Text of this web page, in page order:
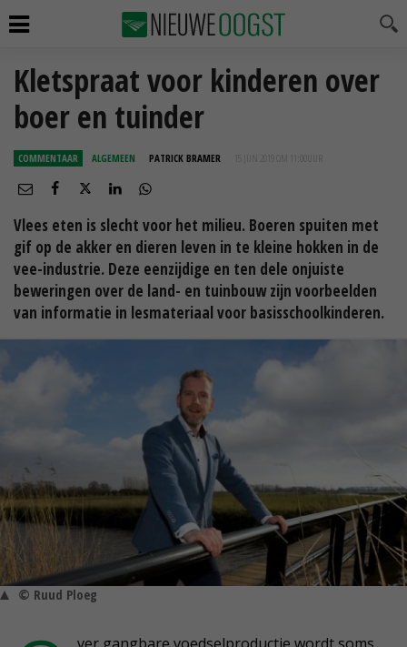
Kletspraat voor kinderen over
boer en tuinder
COMMENTAAR ALGEMEEN PATRICK BRAMER 15 JUN 2019 OM 11:00
Vlees eten is slecht voor het milieu. Boeren spuiten met
gif op de akker en dieren leven in te kleine hokken in de
vee-industrie. Deze eenzijdige en ten dele onjuiste
beweringen over de land- en tuinbouw zijn voorbeelden
van informatie in lesmateriaal voor basisschoolkinderen.
© Ruud Ploeg